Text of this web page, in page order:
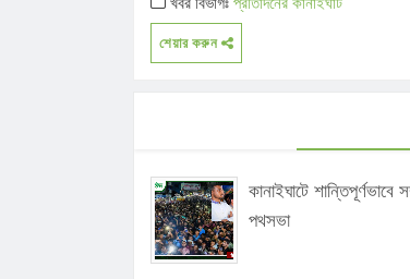
শেয়ার করুন
কানাইঘাটে
পথসভা